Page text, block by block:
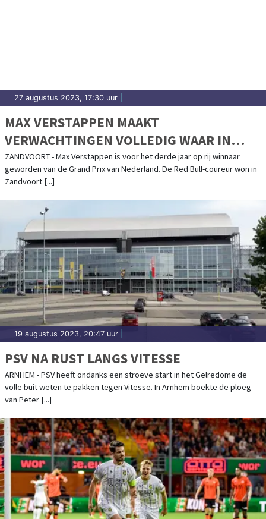
27 augustus 2023, 17:30 uur
MAX VERSTAPPEN MAAKT
VERWACHTINGEN VOLLEDIG WAAR IN
ZANDVOORT
ZANDVOORT - Max Verstappen is voor het derde jaar op rij winnaar
geworden van de Grand Prix van Nederland. De Red Bull-coureur won in
Zandvoort [...]
19 augustus 2023, 20:47 uur
PSV NA RUST LANGS VITESSE
ARNHEM - PSV heeft ondanks een stroeve start in het Gelredome de
volle buit weten te pakken tegen Vitesse. In Arnhem boekte de ploeg
van Peter [...]